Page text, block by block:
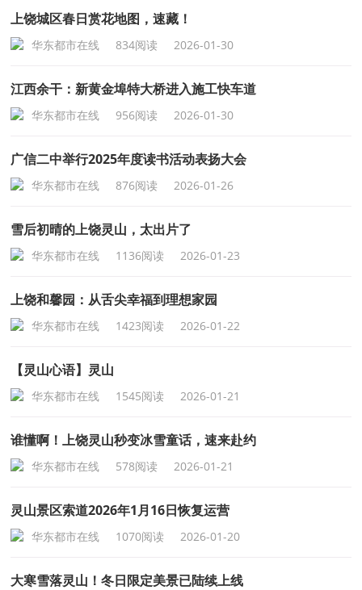
上饶城区春日赏花地图，速藏！
华东都市在线 834阅读 2026-01-30
江西余干：新黄金埠特大桥进入施工快车道
华东都市在线 956阅读 2026-01-30
广信二中举行2025年度读书活动表扬大会
华东都市在线 876阅读 2026-01-26
雪后初晴的上饶灵山，太出片了
华东都市在线 1136阅读 2026-01-23
上饶和馨园：从舌尖幸福到理想家园
华东都市在线 1423阅读 2026-01-22
【灵山心语】灵山
华东都市在线 1545阅读 2026-01-21
谁懂啊！上饶灵山秒变冰雪童话，速来赴约
华东都市在线 578阅读 2026-01-21
灵山景区索道2026年1月16日恢复运营
华东都市在线 1070阅读 2026-01-20
大寒雪落灵山！冬日限定美景已陆续上线